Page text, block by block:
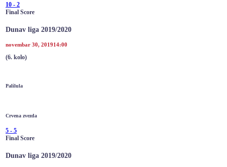
10 - 2
Final Score
Dunav liga 2019/2020
novembar 30, 201914:00
(6. kolo)
Palilula
Crvena zvezda
5 - 5
Final Score
Dunav liga 2019/2020